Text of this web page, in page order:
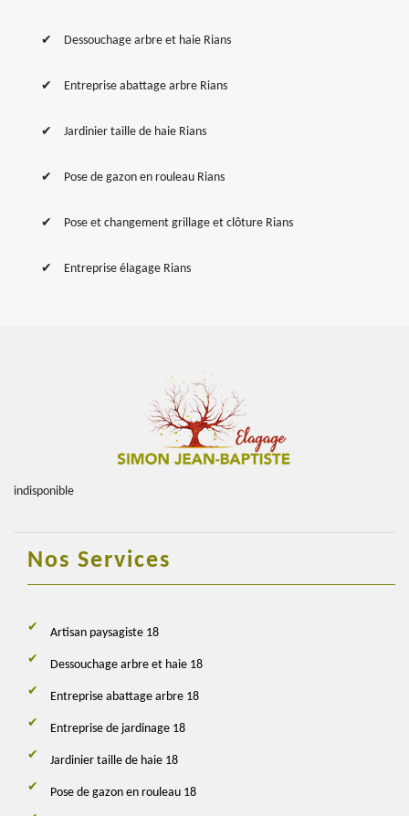
Dessouchage arbre et haie Rians
Entreprise abattage arbre Rians
Jardinier taille de haie Rians
Pose de gazon en rouleau Rians
Pose et changement grillage et clôture Rians
Entreprise élagage Rians
indisponible
Nos Services
Artisan paysagiste 18
Dessouchage arbre et haie 18
Entreprise abattage arbre 18
Entreprise de jardinage 18
Jardinier taille de haie 18
Pose de gazon en rouleau 18